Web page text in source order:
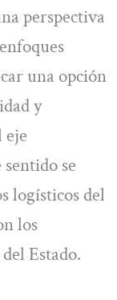
perspectiva
una opción
y
se
logísticos del
los
Estado.